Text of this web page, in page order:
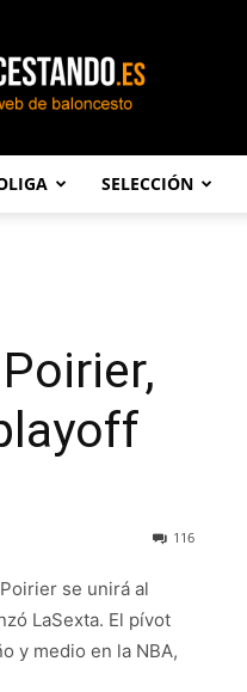
SELECCIÓN
116
se unirá al
LaSexta. El pívot
y medio en la NBA,